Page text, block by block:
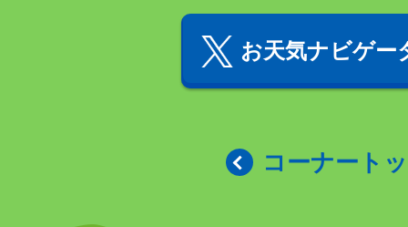
お天気ナビゲー
コーナート